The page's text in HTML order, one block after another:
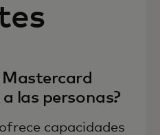
las personas?
capacidades